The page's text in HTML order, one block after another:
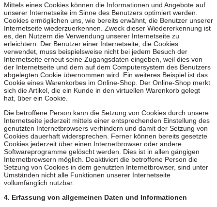
Mittels eines Cookies können die Informationen und Angebote auf
unserer Internetseite im Sinne des Benutzers optimiert werden.
Cookies ermöglichen uns, wie bereits erwähnt, die Benutzer unserer
Internetseite wiederzuerkennen. Zweck dieser Wiedererkennung ist
es, den Nutzern die Verwendung unserer Internetseite zu
erleichtern. Der Benutzer einer Internetseite, die Cookies
verwendet, muss beispielsweise nicht bei jedem Besuch der
Internetseite erneut seine Zugangsdaten eingeben, weil dies von
der Internetseite und dem auf dem Computersystem des Benutzers
abgelegten Cookie übernommen wird. Ein weiteres Beispiel ist das
Cookie eines Warenkorbes im Online-Shop. Der Online-Shop merkt
sich die Artikel, die ein Kunde in den virtuellen Warenkorb gelegt
hat, über ein Cookie.
Die betroffene Person kann die Setzung von Cookies durch unsere
Internetseite jederzeit mittels einer entsprechenden Einstellung des
genutzten Internetbrowsers verhindern und damit der Setzung von
Cookies dauerhaft widersprechen. Ferner können bereits gesetzte
Cookies jederzeit über einen Internetbrowser oder andere
Softwareprogramme gelöscht werden. Dies ist in allen gängigen
Internetbrowsern möglich. Deaktiviert die betroffene Person die
Setzung von Cookies in dem genutzten Internetbrowser, sind unter
Umständen nicht alle Funktionen unserer Internetseite
vollumfänglich nutzbar.
4. Erfassung von allgemeinen Daten und Informationen